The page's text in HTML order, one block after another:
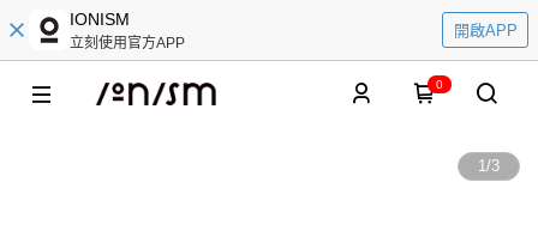
IONISM
立刻使用官方APP
開啟APP
0
1/3